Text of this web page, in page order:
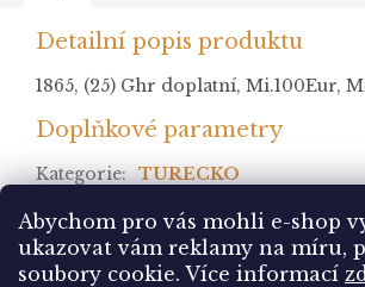
Abychom pro vás mohli e-shop
ukazovat vám reklamy na míru,
soubory cookie. Více informací
Detailní popis produktu
1865, (25) Ghr doplatní, Mi.100Eur,
Doplňkové parametry
Kategorie: TURECKO